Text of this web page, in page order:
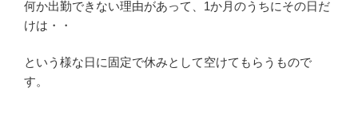
何か出勤できない理由があって、1か月のうちにその日だ
けは・・
という様な日に固定で休みとして空けてもらうもので
す。